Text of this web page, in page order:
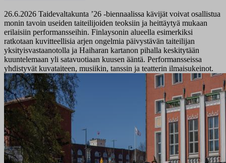
26.6.2026 Taidevaltakunta ’26 -biennaalissa kävijät voivat osallistua
monin tavoin useiden taiteilijoiden teoksiin ja heittäytyä mukaan
erilaisiin performansseihin. Finlaysonin alueella esimerkiksi
ratkotaan kuvitteellisia arjen ongelmia päivystävän taiteilijan
yksityisvastaanotolla ja Haiharan kartanon pihalla keskitytään
kuuntelemaan yli satavuotiaan kuusen ääntä. Performansseissa
yhdistyvät kuvataiteen, musiikin, tanssin ja teatterin ilmaisukeinot.